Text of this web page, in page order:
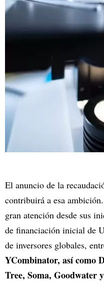
El anuncio de la
contribuirá a esa
gran atención desde sus
de financiación inicial de
de inversores globales,
YCombinator, así como
Tree, Soma, Goodwater